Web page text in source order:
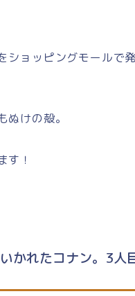
ショッピングモールで
ぬけの殻。
す！
かれたコナン。3人